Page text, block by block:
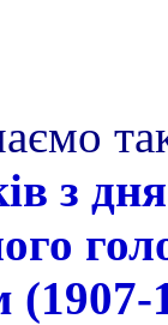
з
(1907-